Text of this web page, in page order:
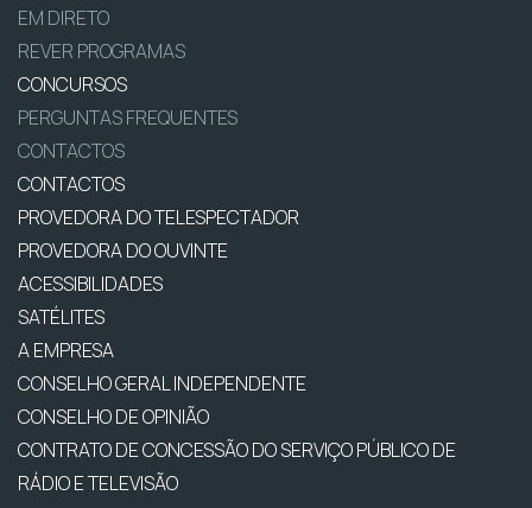
EM DIRETO
REVER PROGRAMAS
CONCURSOS
PERGUNTAS FREQUENTES
CONTACTOS
CONTACTOS
PROVEDORA DO TELESPECTADOR
PROVEDORA DO OUVINTE
ACESSIBILIDADES
SATÉLITES
A EMPRESA
CONSELHO GERAL INDEPENDENTE
CONSELHO DE OPINIÃO
CONTRATO DE CONCESSÃO DO SERVIÇO PÚBLICO DE
RÁDIO E TELEVISÃO